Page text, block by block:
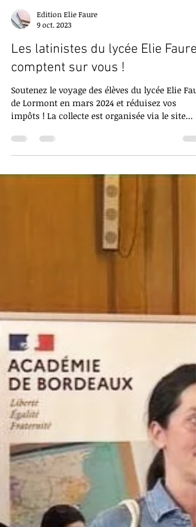
Edition Elie Faure
9 oct. 2023
Les latinistes du lycée Elie Faure
comptent sur vous !
de Lormont en mars 2024 et réduisez vos
impôts ! La collecte est organisée via le site...